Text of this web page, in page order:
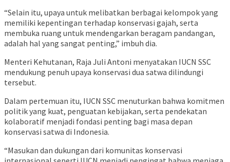
“Selain itu, upaya untuk melibatkan berbagai kelompok yang
memiliki kepentingan terhadap konservasi gajah, serta
membuka ruang untuk mendengarkan beragam pandangan,
adalah hal yang sangat penting,” imbuh dia.
Menteri Kehutanan, Raja Juli Antoni menyatakan IUCN SSC
mendukung penuh upaya konservasi dua satwa dilindungi
tersebut.
Dalam pertemuan itu, IUCN SSC menuturkan bahwa komitmen
politik yang kuat, penguatan kebijakan, serta pendekatan
kolaboratif menjadi fondasi penting bagi masa depan
konservasi satwa di Indonesia.
“Masukan dan dukungan dari komunitas konservasi